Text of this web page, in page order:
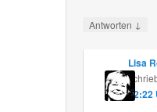
Antworten ↓
Lisa
12:22